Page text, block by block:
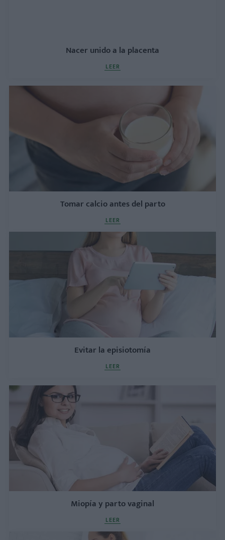
Nacer unido a la placenta
LEER
Tomar calcio antes del parto
LEER
Evitar la episiotomía
LEER
Miopía y parto vaginal
LEER